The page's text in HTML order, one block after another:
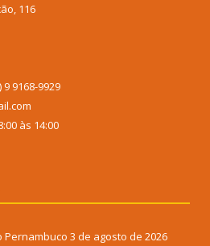
116
9168-9929
às 14:00
Pernambuco 3 de agosto de 2026